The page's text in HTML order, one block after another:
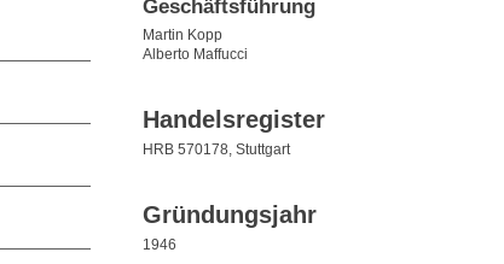
Geschäftsführung
Martin Kopp
Alberto Maffucci
Handelsregister
HRB 570178, Stuttgart
Gründungsjahr
1946